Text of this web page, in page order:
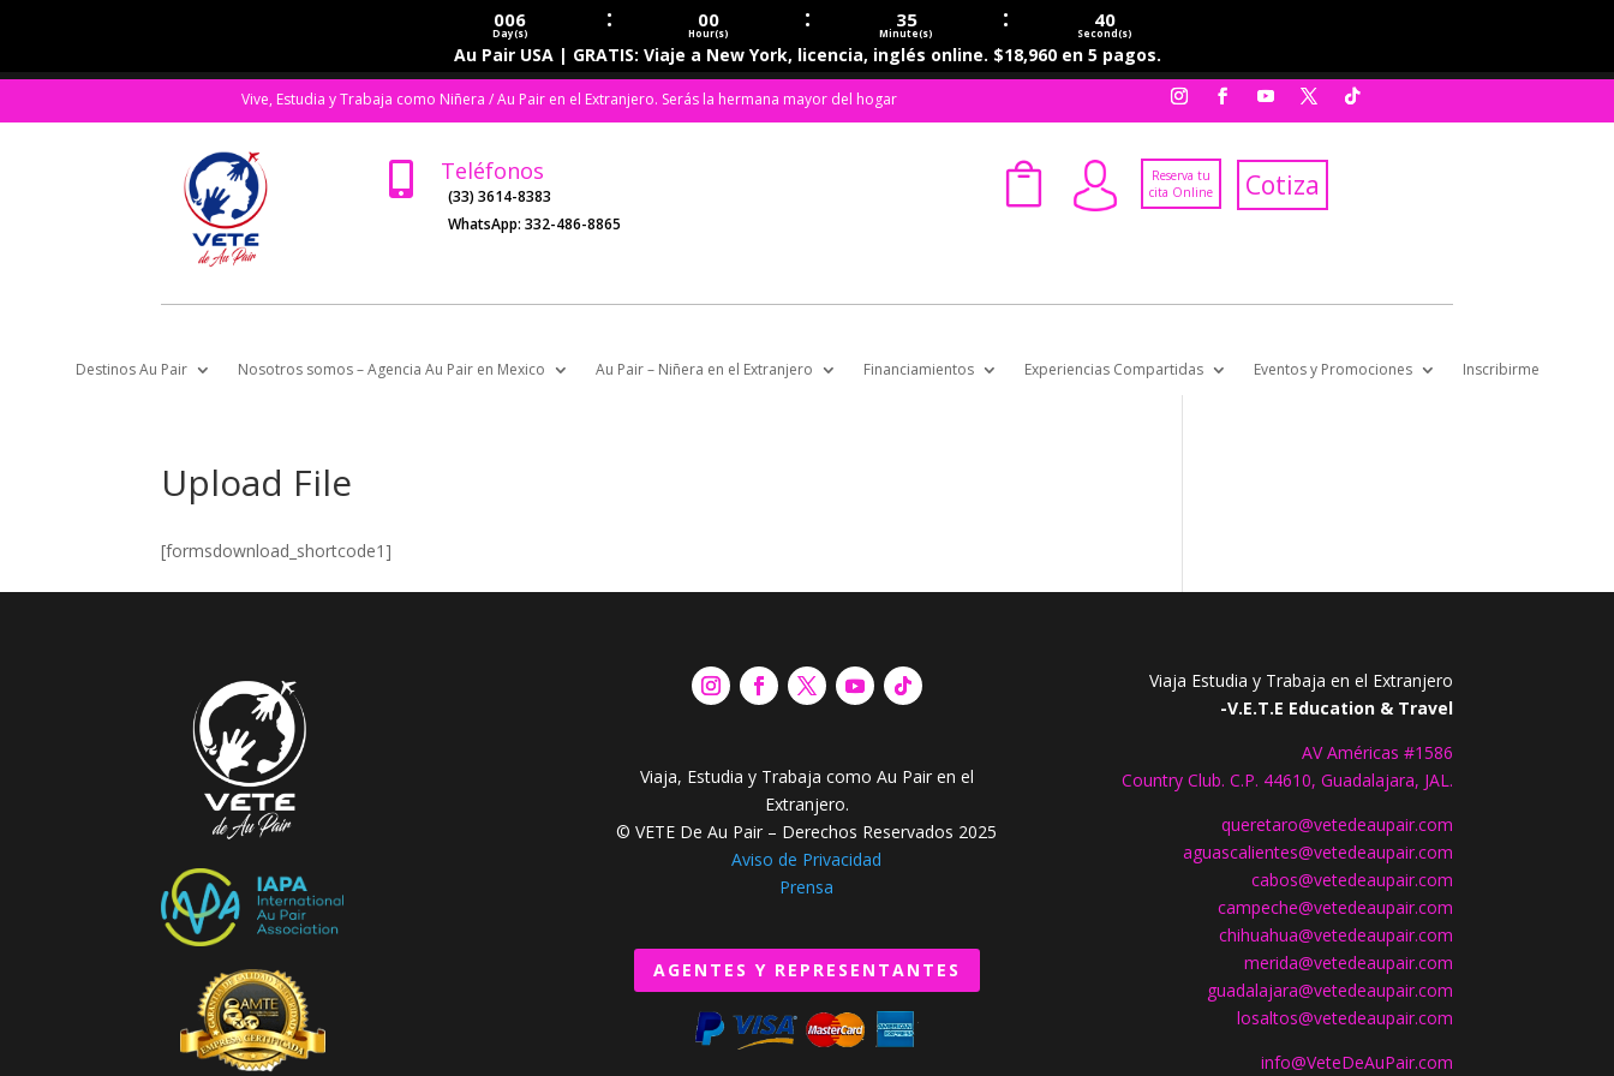
006
Day(s) : 00
Hour(s) : 35
Minute(s) : 40
Second(s)
Au Pair USA | GRATIS: Viaje a New York, licencia, inglés online. $18,960 en 5 pagos.
Vive, Estudia y Trabaja como Niñera / Au Pair en el Extranjero. Serás la hermana mayor del hogar
 Teléfonos
(33) 3614-8383
WhatsApp:332-486-8865

Reserva tu
cita Online
Cotiza
Destinos Au Pair Nosotros somos – Agencia Au Pair en Mexico Au Pair – Niñera en el Extranjero Financiamientos Experiencias Compartidas Eventos y Promociones Inscribirme
Upload File
[formsdownload_shortcode1]
Viaja, Estudia y Trabaja como Au Pair en el
Extranjero.
© VETE De Au Pair – Derechos Reservados 2025
Aviso de Privacidad
Prensa
AGENTES Y REPRESENTANTES
Viaja Estudia y Trabaja en el Extranjero
-V.E.T.E Education & Travel
AV Américas #1586
Country Club. C.P. 44610, Guadalajara, JAL.
queretaro@vetedeaupair.com
aguascalientes@vetedeaupair.com
cabos@vetedeaupair.com
campeche@vetedeaupair.com
chihuahua@vetedeaupair.com
merida@vetedeaupair.com
guadalajara@vetedeaupair.com
losaltos@vetedeaupair.com
info@VeteDeAuPair.com